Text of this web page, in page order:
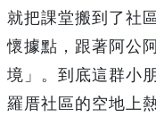
就把課堂搬到了社
懷據點，跟著阿公
境」。到底這群小
羅厝社區的空地上